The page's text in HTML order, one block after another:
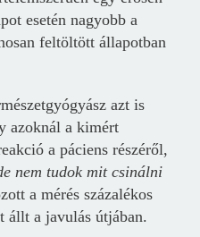
esetén nagyobb a
feltöltött állapotban
azt is
azoknál a kimért
a páciens részéről,
nem tudok mit csinálni
a mérés százalékos
állt a javulás útjában.